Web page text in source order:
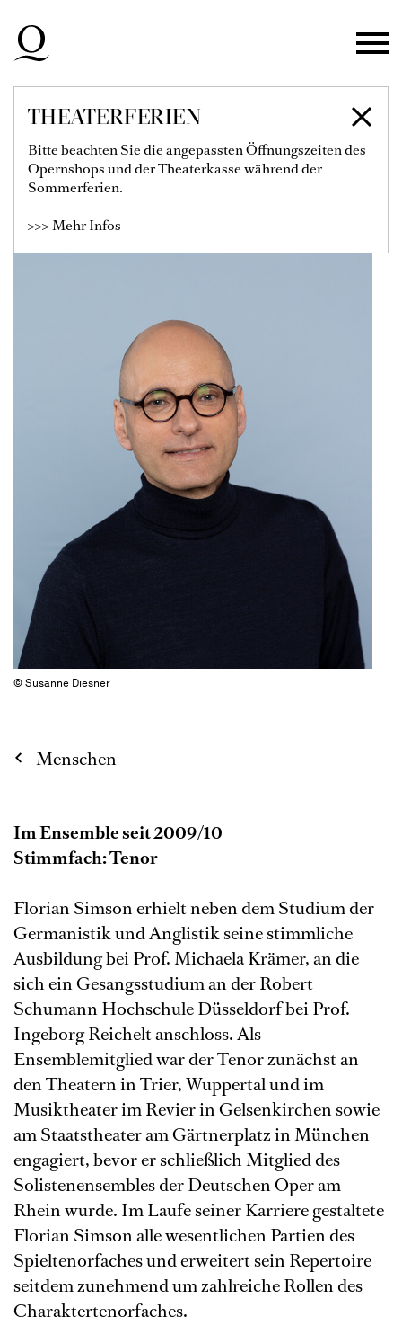
Zur Hauptnavigation springen
Zum Hauptinhalt springen
Zum Footer springen
THEATERFERIEN
Bitte beachten Sie die angepassten Öffnungszeiten des
Opernshops und der Theaterkasse während der
Sommerferien.
>>> Mehr Infos
FLORIAN SIMSON
© Susanne Diesner
Menschen
Im Ensemble seit 2009/10
Stimmfach: Tenor
Florian Simson erhielt neben dem Studium der
Germanistik und Anglistik seine stimmliche
Ausbildung bei Prof. Michaela Krämer, an die
sich ein Gesangsstudium an der Robert
Schumann Hochschule Düsseldorf bei Prof.
Ingeborg Reichelt anschloss. Als
Ensemblemitglied war der Tenor zunächst an
den Theatern in Trier, Wuppertal und im
Musiktheater im Revier in Gelsenkirchen sowie
am Staatstheater am Gärtnerplatz in München
engagiert, bevor er schließlich Mitglied des
Solistenensembles der Deutschen Oper am
Rhein wurde. Im Laufe seiner Karriere gestaltete
Florian Simson alle wesentlichen Partien des
Spieltenorfaches und erweitert sein Repertoire
seitdem zunehmend um zahlreiche Rollen des
Charaktertenorfaches.